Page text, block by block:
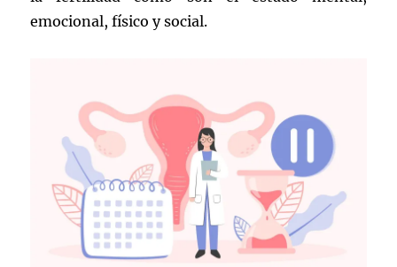
emocional, físico y social.